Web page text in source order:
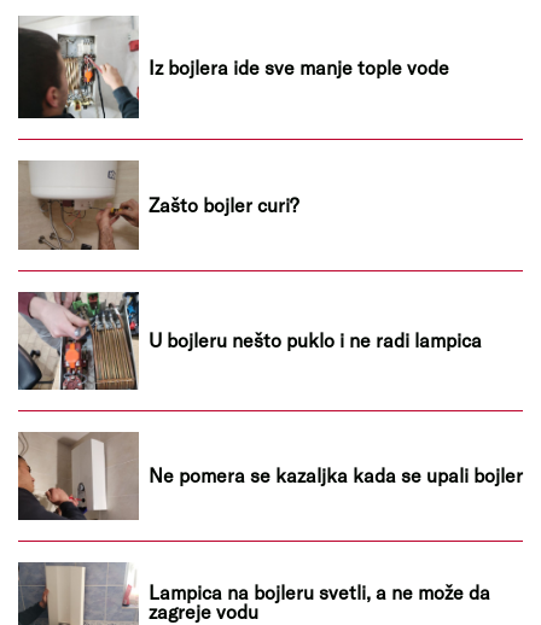
Iz bojlera ide sve manje tople vode
Zašto bojler curi?
U bojleru nešto puklo i ne radi lampica
Ne pomera se kazaljka kada se upali bojler
Lampica na bojleru svetli, a ne može da
zagreje vodu